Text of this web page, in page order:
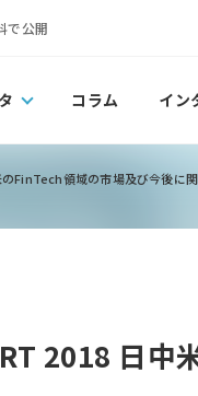
で公開
コラム イン
FinTech領域の市場及び今後に
2018 日